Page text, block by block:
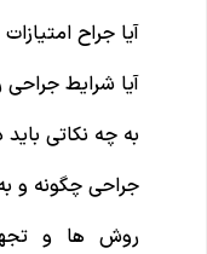
آیا جراح
آیا شرایط جراحی
به چه نکاتی
جراحی چگونه و
روش ها و